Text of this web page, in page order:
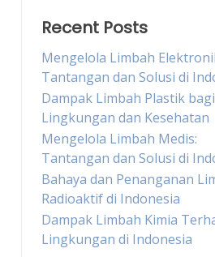
Recent Posts
Mengelola Limbah
Tantangan dan Solusi di
Dampak Limbah Plastik bagi
Lingkungan dan Kesehatan
Mengelola Limbah Medis:
Tantangan dan Solusi di
Bahaya dan Penanganan
Radioaktif di Indonesia
Dampak Limbah Kimia
Lingkungan di Indonesia